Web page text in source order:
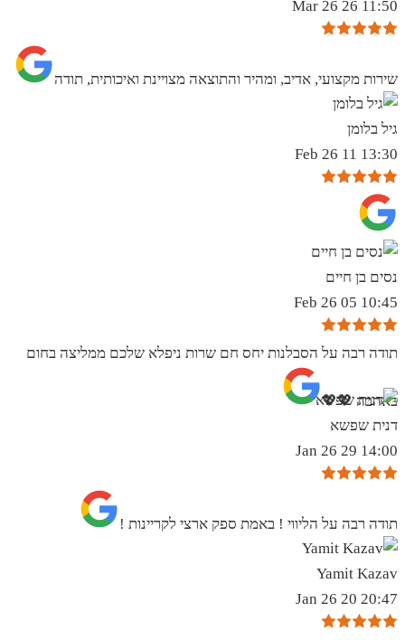
11:50 26 Mar 26
שירות מקצועי, אדיב, ומהיר והתוצאה מצויינת ואיכותית, תודה
גיל בלומן
13:30 11 Feb 26
נסים בן חיים
10:45 05 Feb 26
תודה רבה על הסבלנות יחס חם שרות ניפלא שלכם ממליצה בחום
באהבה 💖💖
דנית שפשא
14:00 29 Jan 26
תודה רבה על הליווי ! באמת ספק ארצי לקריינות !
Yamit Kazav
20:47 20 Jan 26